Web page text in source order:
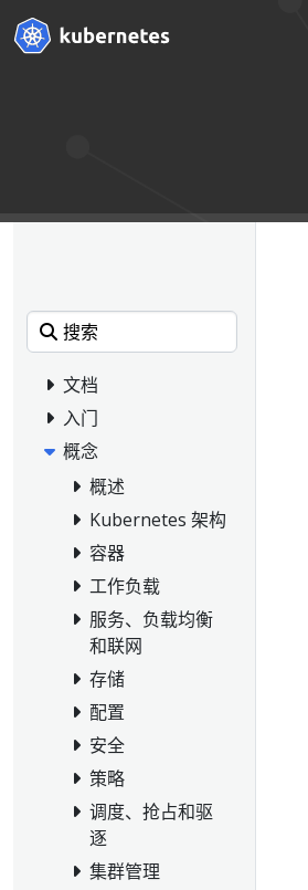
文档
入门
概念
概述
Kubernetes 架构
容器
工作负载
服务、负载均衡
和联网
存储
配置
安全
策略
调度、抢占和驱
逐
集群管理